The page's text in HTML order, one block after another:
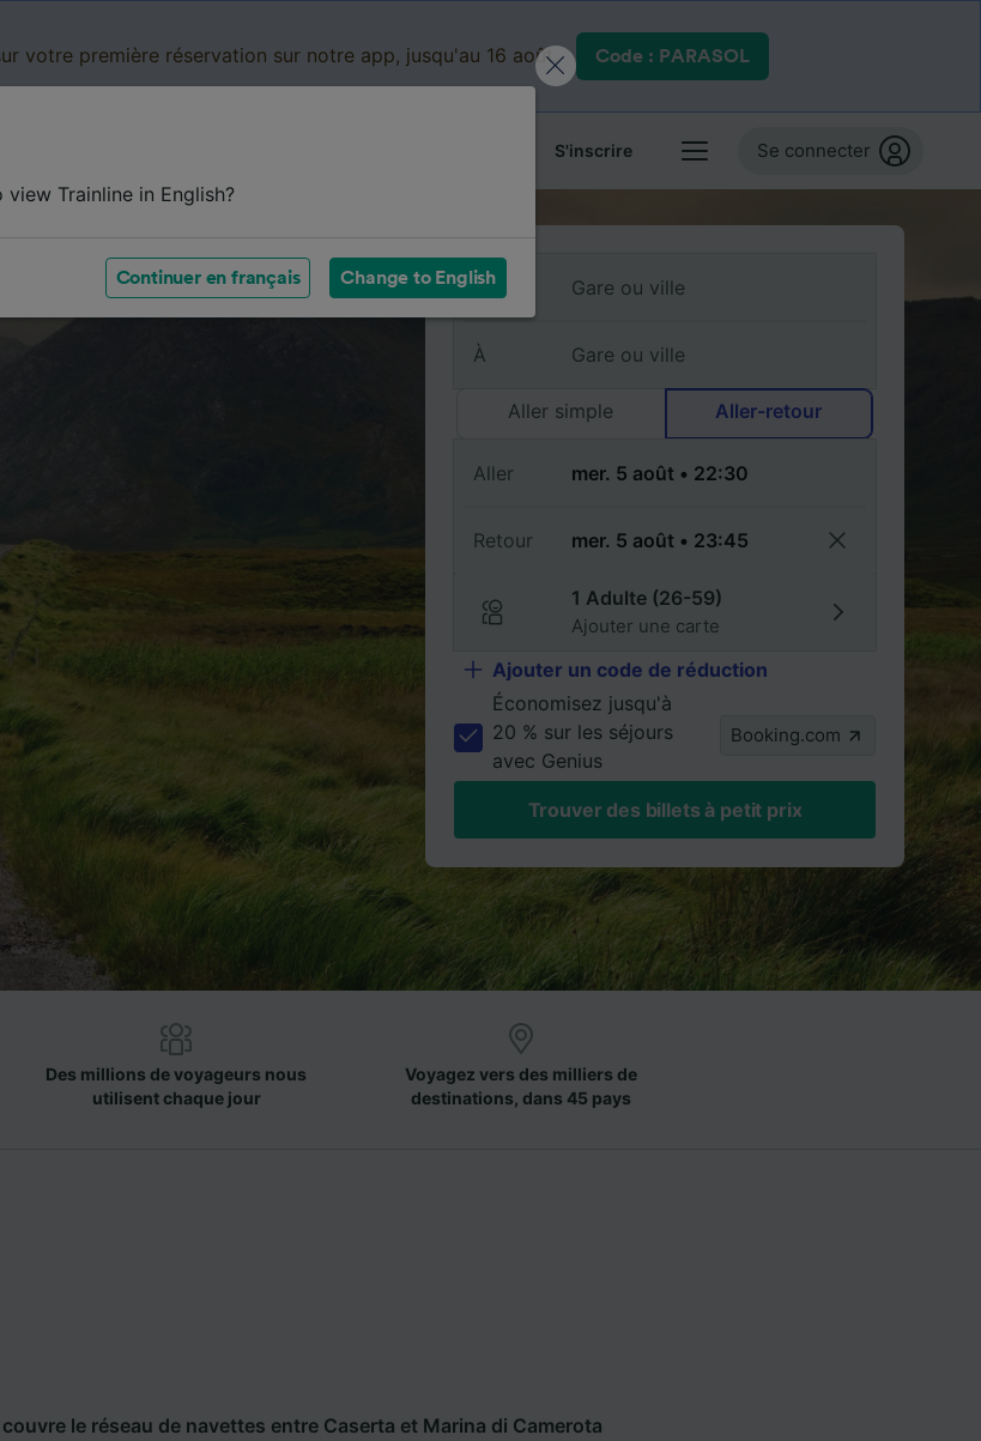
votre première réservation sur notre app, jusqu'au 16 août. Code : PARASOL
S'inscrire Se connecter
De
À
Aller simple Aller-retour
Aller
Retour
1 Adulte (26-59)
Ajouter une carte
Ajouter un code de réduction
Économisez jusqu'à
20 % sur les séjours
avec Genius
Booking.com
Trouver des billets à petit prix
Des millions de voyageurs nous
utilisent chaque jour
Voyagez vers des milliers de
destinations, dans 45 pays
le réseau de navettes entre Caserta et Marina di Camerota
Trainline in English?
Continuer en français Change to English